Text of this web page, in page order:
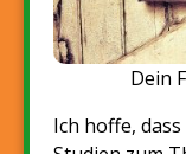
Dein
Ich hoffe,